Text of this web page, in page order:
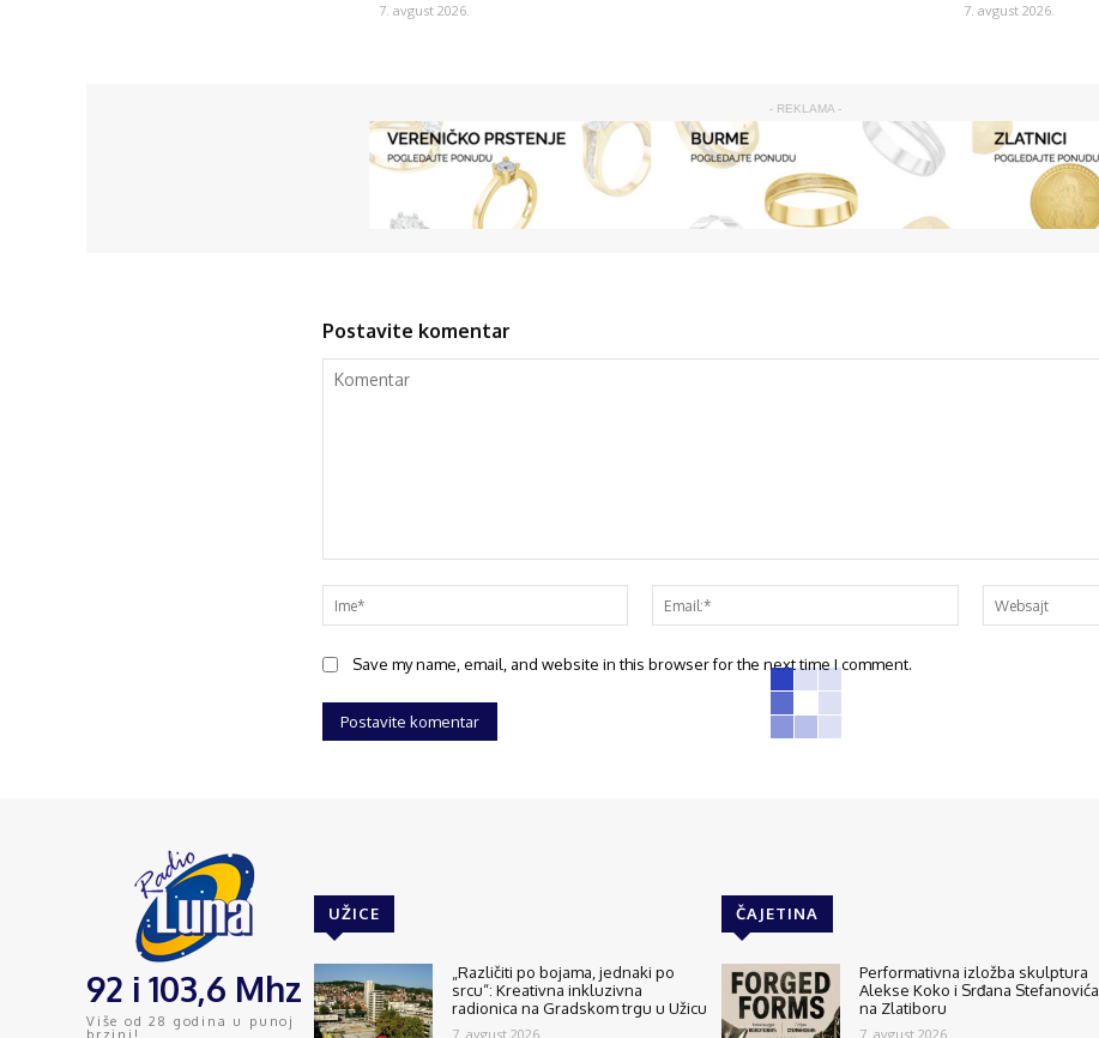
7. avgust 2026. 7. avgust 2026.
- REKLAMA -
Postavite komentar
Save my name, email, and website in this browser for the next time I comment.
92 i 103,6 Mhz
Više od 28 godina u punoj
brzini!
UŽICE
„Različiti po bojama, jednaki po
srcu“: Kreativna inkluzivna
radionica na Gradskom trgu u Užicu
7. avgust 2026.
ČAJETINA
Performativna izložba skulptura
Alekse Koko i Srđana Stefanovića
na Zlatiboru
7. avgust 2026.